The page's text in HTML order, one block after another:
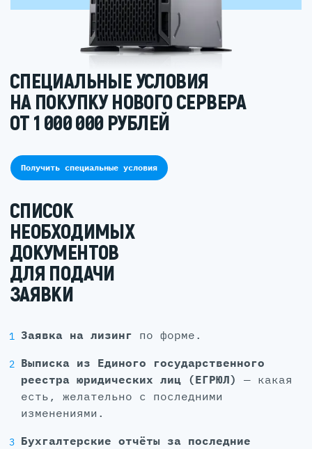
СПЕЦИАЛЬНЫЕ УСЛОВИЯ
НА ПОКУПКУ НОВОГО СЕРВЕРА
ОТ 1 000 000 РУБЛЕЙ
Получить специальные условия
СПИСОК
НЕОБХОДИМЫХ
ДОКУМЕНТОВ
ДЛЯ ПОДАЧИ
ЗАЯВКИ
Заявка на лизинг по форме.
Выписка из Единого государственного
реестра юридических лиц (ЕГРЮЛ)
— какая
есть, желательно с последними
изменениями.
Бухгалтерские отчёты за последние